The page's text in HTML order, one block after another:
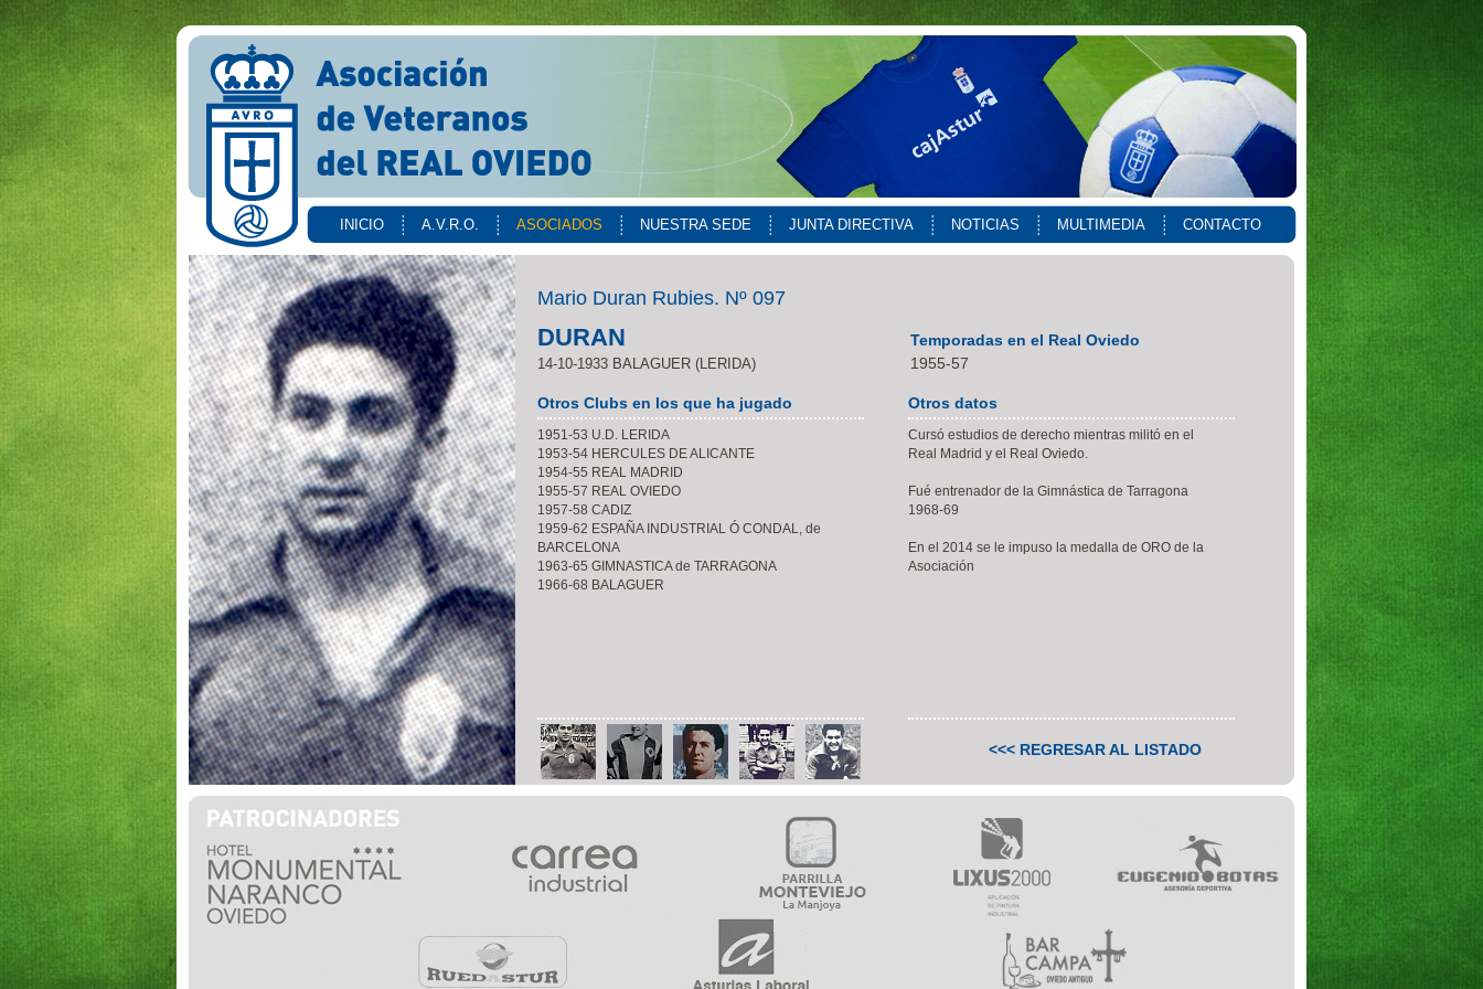
INICIO A.V.R.O. ASOCIADOS NUESTRA SEDE JUNTA DIRECTIVA NOTICIAS MULTIMEDIA CONTACTO
Mario Duran Rubies. Nº 097
DURAN
14-10-1933 BALAGUER (LERIDA)
Temporadas en el Real Oviedo
1955-57
Otros Clubs en los que ha jugado
1951-53 U.D. LERIDA
1953-54 HERCULES DE ALICANTE
1954-55 REAL MADRID
1955-57 REAL OVIEDO
1957-58 CADIZ
1959-62 ESPAÑA INDUSTRIAL Ó CONDAL, de
BARCELONA
1963-65 GIMNASTICA de TARRAGONA
1966-68 BALAGUER
Otros datos
Cursó estudios de derecho mientras militó en el
Real Madrid y el Real Oviedo.
Fué entrenador de la Gimnástica de Tarragona
1968-69
En el 2014 se le impuso la medalla de ORO de la
Asociación
<<< REGRESAR AL LISTADO